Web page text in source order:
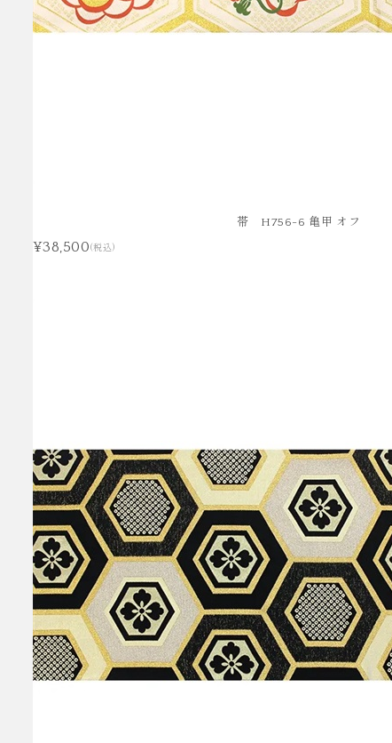
帯 H756-6 亀甲 オフ
¥38,500(税込)